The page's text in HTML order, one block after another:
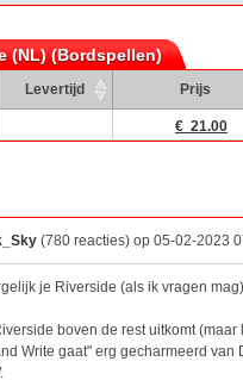
(NL) (Bordspellen)
Levertijd Prijs
€ 21.00
(780 reacties) op 05-02-2023
je Riverside (als ik vragen
boven de rest uitkomt
Write gaat" erg gecharmeerd van